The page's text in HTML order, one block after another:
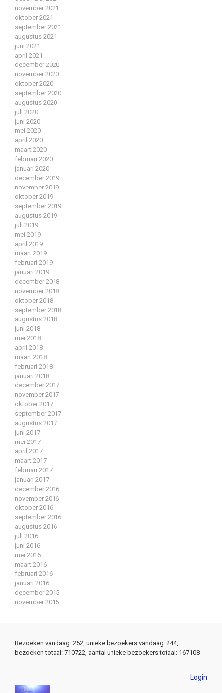
november 2021
oktober 2021
september 2021
augustus 2021
juni 2021
april 2021
december 2020
november 2020
oktober 2020
september 2020
augustus 2020
juli 2020
juni 2020
mei 2020
april 2020
maart 2020
februari 2020
januari 2020
december 2019
november 2019
oktober 2019
september 2019
augustus 2019
juli 2019
mei 2019
april 2019
maart 2019
februari 2019
januari 2019
december 2018
november 2018
oktober 2018
september 2018
augustus 2018
juni 2018
mei 2018
april 2018
maart 2018
februari 2018
januari 2018
december 2017
november 2017
oktober 2017
september 2017
augustus 2017
juni 2017
mei 2017
april 2017
maart 2017
februari 2017
januari 2017
december 2016
november 2016
oktober 2016
september 2016
augustus 2016
juli 2016
juni 2016
mei 2016
maart 2016
februari 2016
januari 2016
december 2015
november 2015
Bezoeken vandaag: 252, unieke bezoekers vandaag: 244,
bezoeken totaal: 710722, aantal unieke bezoekers totaal: 167108
Login